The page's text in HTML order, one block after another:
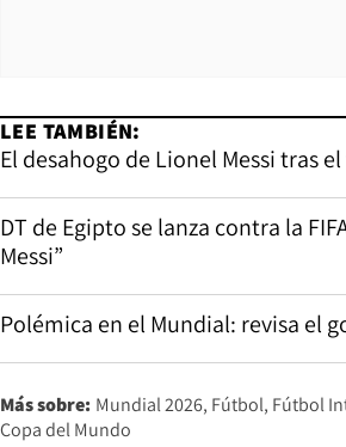
LEE TAMBIÉN:
El desahogo de Lionel Messi tras
DT de Egipto se lanza contra la
Messi”
Polémica en el Mundial: revisa el
Más sobre: Mundial 2026 Fútbol Fútbol
Copa del Mundo